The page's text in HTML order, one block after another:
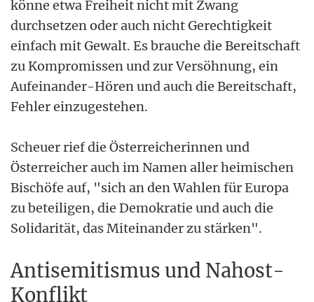
könne etwa Freiheit nicht mit Zwang
durchsetzen oder auch nicht Gerechtigkeit
einfach mit Gewalt. Es brauche die Bereitschaft
zu Kompromissen und zur Versöhnung, ein
Aufeinander-Hören und auch die Bereitschaft,
Fehler einzugestehen.
Scheuer rief die Österreicherinnen und
Österreicher auch im Namen aller heimischen
Bischöfe auf, "sich an den Wahlen für Europa
zu beteiligen, die Demokratie und auch die
Solidarität, das Miteinander zu stärken".
Antisemitismus und Nahost-
Konflikt